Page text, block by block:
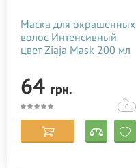
Маска для окрашенных
волос Интенсивный
цвет Ziaja Mask 200 мл
64 грн.
0